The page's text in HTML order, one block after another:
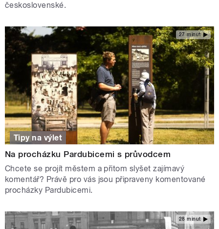
československé.
27 minut
Tipy na výlet
Na procházku Pardubicemi s průvodcem
Chcete se projít městem a přitom slyšet zajímavý
komentář? Právě pro vás jsou připraveny komentované
procházky Pardubicemi.
28 minut